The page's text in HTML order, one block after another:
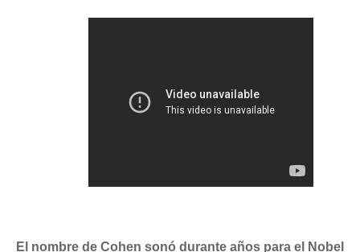
El nombre de Cohen sonó durante años para el Nobel